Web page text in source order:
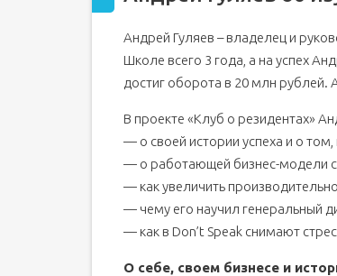
Андрей Гуляев – владелец и
Школе всего 3 года, а на успех
достиг оборота в 20 млн рублей.
В проекте «Клуб о резидентах»
— о своей истории успеха и о
— о работающей бизнес-модели с
— как увеличить
— чему его научил генеральный
— как в Don’t Speak снимают
О себе, своем бизнесе и